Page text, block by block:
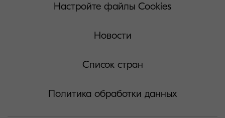
Настройте файлы Cookies
Новости
Список стран
Политика обработки данных